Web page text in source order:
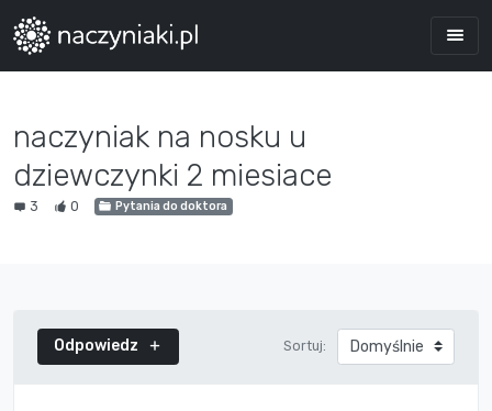
naczyniak na nosku u
dziewczynki 2 miesiace
3 0 Pytania do doktora
Odpowiedz Sortuj: